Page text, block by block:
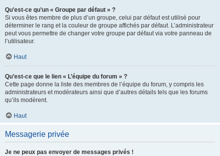
Qu’est-ce qu’un « Groupe par défaut » ?
Si vous êtes membre de plus d’un groupe, celui par défaut est utilisé pour
déterminer le rang et la couleur de groupe affichés par défaut. L’administrateur
peut vous permettre de changer votre groupe par défaut via votre panneau de
l’utilisateur.
Haut
Qu’est-ce que le lien « L’équipe du forum » ?
Cette page donne la liste des membres de l’équipe du forum, y compris les
administrateurs et modérateurs ainsi que d’autres détails tels que les forums
qu’ils modèrent.
Haut
Messagerie privée
Je ne peux pas envoyer de messages privés !